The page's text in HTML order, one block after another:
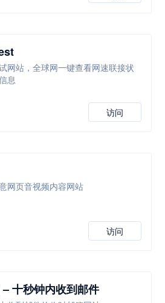
网站，全球网一键查看网速联接状
息
访问
网页音视频内容网站
访问
十秒钟内收到邮件